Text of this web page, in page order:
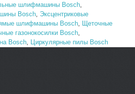
шлифмашины Bosch,
Bosch, Эксцентриковые
шлифмашины Bosch, Щеточные
газонокосилки Bosch,
Bosch, Циркулярные пилы Bosch